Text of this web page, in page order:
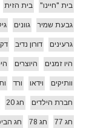
בית "חיינו" בית הזית
גבעת שמיר גוונים
גרעינים דורון נדיב
היו זמנים היוצרים
וותיקים וידאו ורד
חברת הילדים חג 20
חג 77 חג 78 חג